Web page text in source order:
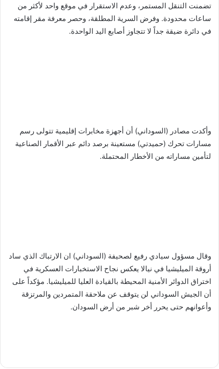
تضمنت التنقل المستمر، وعدم الاستقرار في موقع واحد لأكثر من
ساعات محدودة. وفرض السرية المطلقة، وحصر معرفة مقر إقامته
في دائرة ضيقة جداً لا تتجاوز أصابع اليد الواحدة.
وأكدت مصادر (السوداني) أن أجهزة مخابرات إقليمية تتولى رسم
مسارات تحرك (حميدتي) مستعينة برصد دائم عبر الأقمار الصناعية
لتأمين مساراته من الأخطار المحتملة.
وقال مسؤول سيادي رفيع لصحيفة (السوداني) ان الارتباك الذي ساد
أروقة الميليشيا في نيالا يعكس نجاح الاستخبارات العسكرية في
اختراق الدوائر الأمنية المحيطة بالقيادة العليا للميليشيا. مؤكداً على
أن الجيش السوداني لن يتوقف عن ملاحقة المتمردين والمرتزقة
وأعوانهم حتى يحرر أخر شبر من أرض السودان.